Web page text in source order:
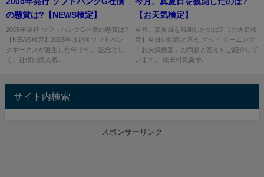
の懸賞は?【NEWS検定】
2005年発行 ソフトバンクG社債の懸賞は?
【NEWS検定】2005年は福岡ソフトバン
クホークスが誕生した年です。 記念とし
て、社債の購入者...
【お天気検定】
今月、真夏日を観測したのは? 【お天気検
定】今日の問題と答え グッド!モーニング
「お天気検定」の問題と答えをご紹介して
います。 依田司気象予...
サイト内検索
スポンサーリンク